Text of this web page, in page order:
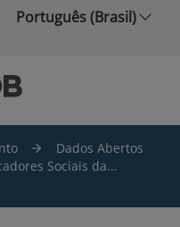
Português (Brasil)
Dados Abertos
Sociais da...